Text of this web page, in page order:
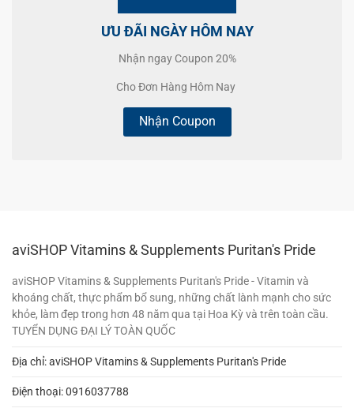
ƯU ĐÃI NGÀY HÔM NAY
Nhận ngay Coupon 20%
Cho Đơn Hàng Hôm Nay
Nhận Coupon
aviSHOP Vitamins & Supplements Puritan's Pride
aviSHOP Vitamins & Supplements Puritan's Pride - Vitamin và
khoáng chất, thực phẩm bổ sung, những chất lành mạnh cho sức
khỏe, làm đẹp trong hơn 48 năm qua tại Hoa Kỳ và trên toàn cầu.
TUYỂN DỤNG ĐẠI LÝ TOÀN QUỐC
Địa chỉ: aviSHOP Vitamins & Supplements Puritan's Pride
Điện thoại:0916037788